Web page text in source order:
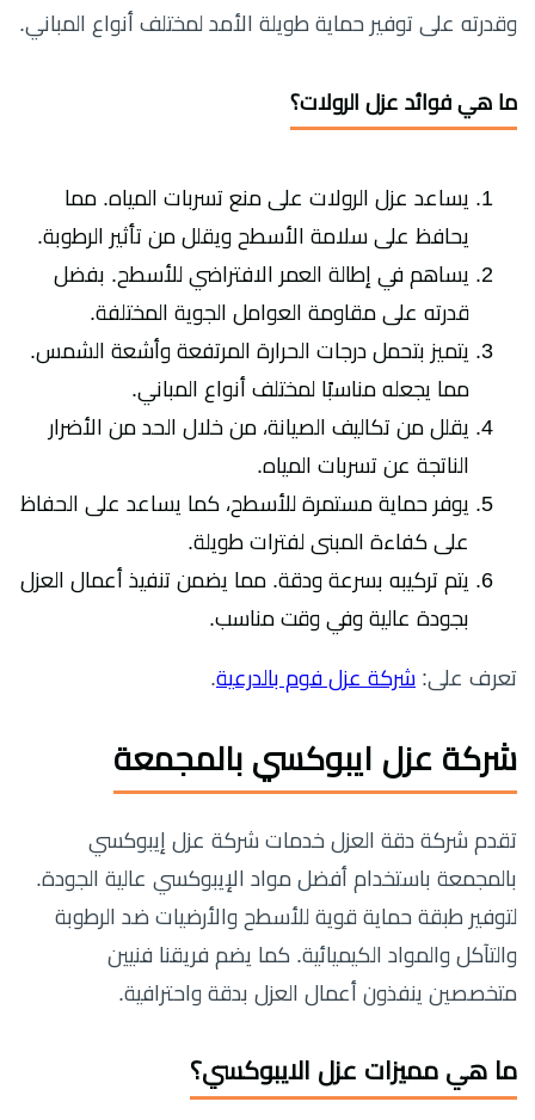
وقدرته على توفير حماية طويلة الأمد لمختلف أنواع المباني.
ما هي فوائد عزل الرولات؟
يساعد عزل الرولات على منع تسربات المياه. مما
يحافظ على سلامة الأسطح ويقلل من تأثير الرطوبة.
يساهم في إطالة العمر الافتراضي للأسطح. بفضل
قدرته على مقاومة العوامل الجوية المختلفة.
يتميز بتحمل درجات الحرارة المرتفعة وأشعة الشمس.
مما يجعله مناسبًا لمختلف أنواع المباني.
يقلل من تكاليف الصيانة، من خلال الحد من الأضرار
الناتجة عن تسربات المياه.
يوفر حماية مستمرة للأسطح، كما يساعد على الحفاظ
على كفاءة المبنى لفترات طويلة.
يتم تركيبه بسرعة ودقة. مما يضمن تنفيذ أعمال العزل
بجودة عالية وفي وقت مناسب.
تعرف على: شركة عزل فوم بالدرعية.
شركة عزل ايبوكسي بالمجمعة
تقدم شركة دقة العزل خدمات شركة عزل إيبوكسي
بالمجمعة باستخدام أفضل مواد الإيبوكسي عالية الجودة.
لتوفير طبقة حماية قوية للأسطح والأرضيات ضد الرطوبة
والتآكل والمواد الكيميائية. كما يضم فريقنا فنيين
متخصصين ينفذون أعمال العزل بدقة واحترافية.
ما هي مميزات عزل الايبوكسي؟